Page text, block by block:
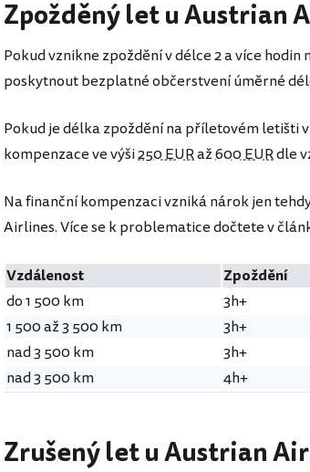
Zpožděný let u Austrian
Pokud vznikne zpoždění v délce 2 a více
poskytnout bezplatné občerstvení úměrné
Pokud je délka zpoždění na příletovém letišti
kompenzace ve výši250 EURaž600 EURdle
Na finanční kompenzaci vzniká nárok jen
Airlines. Více se k problematice dočtete v
Vzdálenost Zpoždění
do 1 500 km
3h+
1 500 až 3 500 km
3h+
nad 3 500 km
3h+
nad 3 500 km
4h+
Zrušený let u Austrian